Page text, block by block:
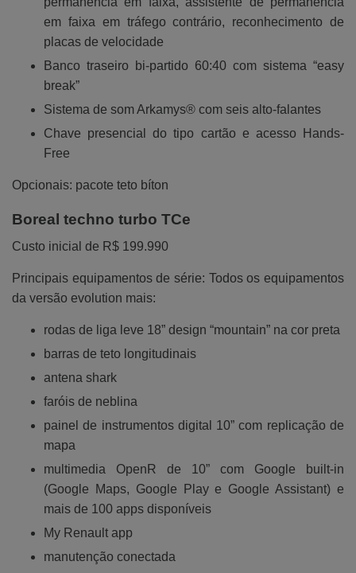
em faixa em tráfego contrário, reconhecimento de
placas de velocidade
Banco traseiro bi-partido 60:40 com sistema “easy
break”
Sistema de som Arkamys® com seis alto-falantes
Chave presencial do tipo cartão e acesso Hands-
Free
Opcionais: pacote teto bíton
Boreal techno turbo TCe
Custo inicial de R$ 199.990
Principais equipamentos de série: Todos os equipamentos
da versão evolution mais:
rodas de liga leve 18” design “mountain” na cor preta
barras de teto longitudinais
antena shark
faróis de neblina
painel de instrumentos digital 10” com replicação de
mapa
multimedia OpenR de 10” com Google built-in
(Google Maps, Google Play e Google Assistant) e
mais de 100 apps disponíveis
My Renault app
manutenção conectada